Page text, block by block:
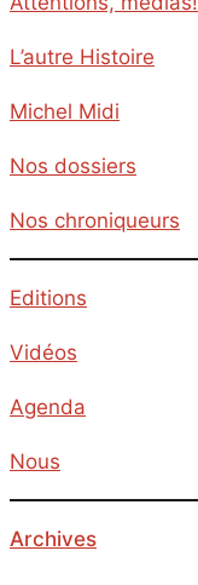
L’autre Histoire
Michel Midi
Nos dossiers
Nos chroniqueurs
Editions
Vidéos
Agenda
Nous
Archives